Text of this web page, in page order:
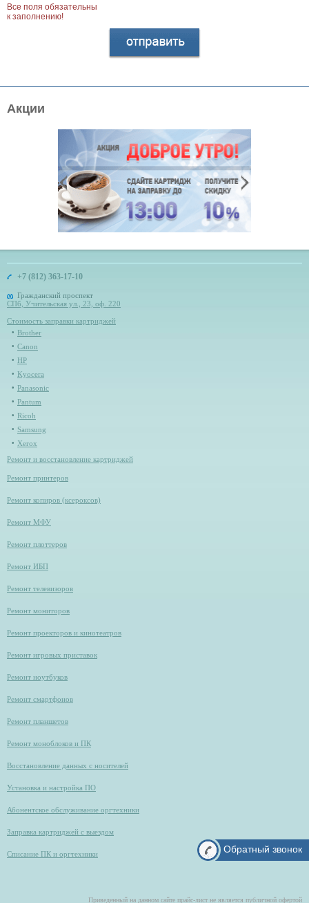
Акции
Все поля обязательны
к заполнению!
Обратный звонок
+7 (812) 363-17-10
Гражданский проспект
СПб, Учительская ул., 23, оф. 220
Стоимость заправки картриджей
Brother
Canon
HP
Kyocera
Panasonic
Pantum
Ricoh
Samsung
Xerox
Ремонт и восстановление картриджей
Ремонт принтеров
Ремонт копиров (ксероксов)
Ремонт МФУ
Ремонт плоттеров
Ремонт ИБП
Ремонт телевизоров
Ремонт мониторов
Ремонт проекторов и кинотеатров
Ремонт игровых приставок
Ремонт ноутбуков
Ремонт смартфонов
Ремонт планшетов
Ремонт моноблоков и ПК
Восстановление данных с носителей
Установка и настройка ПО
Абонентское обслуживание оргтехники
Заправка картриджей с выездом
Списание ПК и оргтехники
Приведенный на данном сайте прайс-лист не является публичной офертой